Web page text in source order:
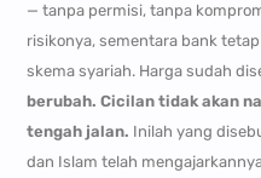
— tanpa permisi, tanpa
risikonya, sementara bank
skema syariah. Harga sudah
berubah. Cicilan tidak akan
tengah jalan. Inilah yang
dan Islam telah